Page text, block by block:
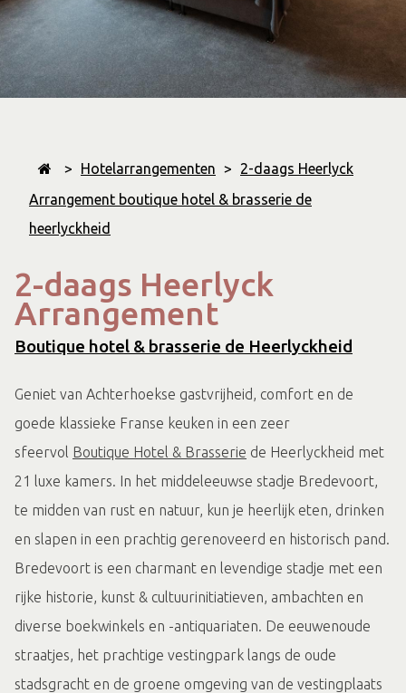
> Hotelarrangementen >
2-daags Heerlyck
Arrangement boutique hotel & brasserie de
heerlyckheid
2-daags Heerlyck
Arrangement
Boutique hotel & brasserie de Heerlyckheid
Geniet van Achterhoekse gastvrijheid, comfort en de
goede klassieke Franse keuken in een zeer
sfeervol Boutique Hotel & Brasserie de Heerlyckheid met
21 luxe kamers. In het middeleeuwse stadje Bredevoort,
te midden van rust en natuur, kun je heerlijk eten, drinken
en slapen in een prachtig gerenoveerd en historisch pand.
Bredevoort is een charmant en levendige stadje met een
rijke historie, kunst & cultuurinitiatieven, ambachten en
diverse boekwinkels en -antiquariaten. De eeuwenoude
straatjes, het prachtige vestingpark langs de oude
stadsgracht en de groene omgeving van de vestingplaats